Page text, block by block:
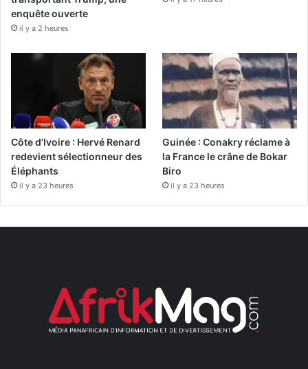
enquête ouverte
il y a 2 heures
Côte d’Ivoire : Hervé Renard
redevient sélectionneur des
Éléphants
il y a 23 heures
Guinée : Conakry réclame à
la France le crâne de Bokar
Biro
il y a 23 heures